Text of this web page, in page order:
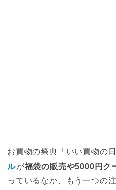
お買物の祭典「いい買物の
ルが福袋の販売や5000円ク
っているなか、もう一つの